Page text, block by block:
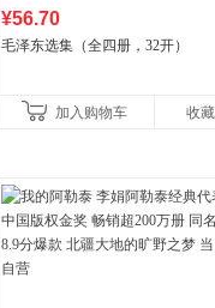
¥56.70
毛泽东选集（全四册，32开）
加入购物车 收藏